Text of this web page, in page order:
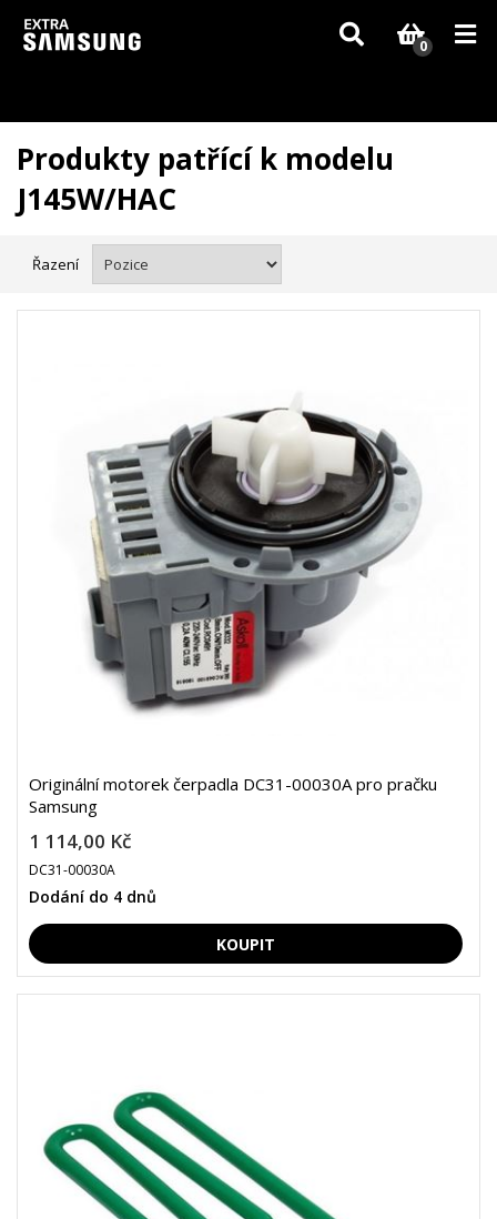
Vzhledem k aktuální situaci se může dodání dílů, které nejsou skladem,
zpozdit. Děkujeme za pochopení.
0
Produkty patřící k modelu
J145W/HAC
Řazení
Originální motorek čerpadla DC31-00030A pro pračku
Samsung
1 114,00 Kč
DC31-00030A
Dodání do 4 dnů